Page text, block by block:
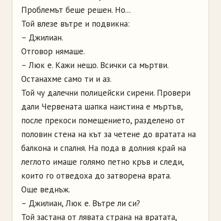
Проблемът беше решен. Но...
Той влезе вътре и подвикна:
– Джилиан.
Отговор нямаше.
– Люк е. Кажи нещо. Всички са мъртви.
Останахме само ти и аз.
Той чу далечни полицейски сирени. Провери
дали Червената шапка наистина е мъртъв,
после прекоси помещението, разделено от
половин стена на кът за четене до вратата на
балкона и спалня. На пода в долния край на
леглото имаше голямо петно кръв и следи,
които го отведоха до затворена врата.
Още веднъж.
– Джилиан, Люк е. Вътре ли си?
Той застана от лявата страна на вратата,